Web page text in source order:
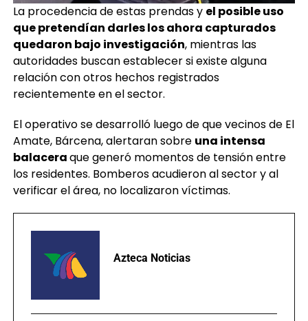
La procedencia de estas prendas y el posible uso
que pretendían darles los ahora capturados
quedaron bajo investigación, mientras las
autoridades buscan establecer si existe alguna
relación con otros hechos registrados
recientemente en el sector.
El operativo se desarrolló luego de que vecinos de El
Amate, Bárcena, alertaran sobre una intensa
balaceraque generó momentos de tensión entre
los residentes. Bomberos acudieron al sector y al
verificar el área, no localizaron víctimas.
Azteca Noticias